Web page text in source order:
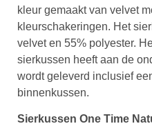
kleur gemaakt van velvet
kleurschakeringen. Het
velvet en 55% polyester.
sierkussen heeft aan de
wordt geleverd inclusief
binnenkussen.
Sierkussen One Time